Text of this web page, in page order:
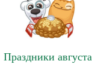
Праздники августа